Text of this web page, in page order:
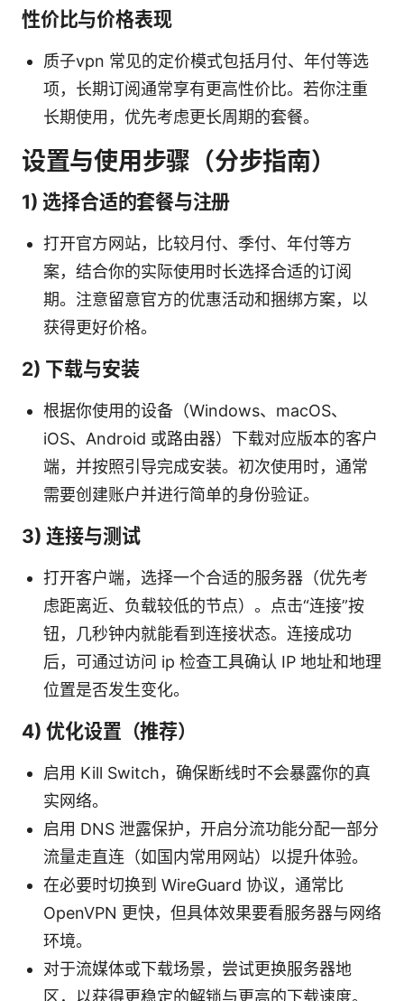
性价比与价格表现
质子vpn 常见的定价模式包括月付、年付等选
项，长期订阅通常享有更高性价比。若你注重
长期使用，优先考虑更长周期的套餐。
设置与使用步骤（分步指南）
1) 选择合适的套餐与注册
打开官方网站，比较月付、季付、年付等方
案，结合你的实际使用时长选择合适的订阅
期。注意留意官方的优惠活动和捆绑方案，以
获得更好价格。
2) 下载与安装
根据你使用的设备（Windows、macOS、
iOS、Android 或路由器）下载对应版本的客户
端，并按照引导完成安装。初次使用时，通常
需要创建账户并进行简单的身份验证。
3) 连接与测试
打开客户端，选择一个合适的服务器（优先考
虑距离近、负载较低的节点）。点击“连接”按
钮，几秒钟内就能看到连接状态。连接成功
后，可通过访问 ip 检查工具确认 IP 地址和地理
位置是否发生变化。
4) 优化设置（推荐）
启用 Kill Switch，确保断线时不会暴露你的真
实网络。
启用 DNS 泄露保护，开启分流功能分配一部分
流量走直连（如国内常用网站）以提升体验。
在必要时切换到 WireGuard 协议，通常比
OpenVPN 更快，但具体效果要看服务器与网络
环境。
对于流媒体或下载场景，尝试更换服务器地
区，以获得更稳定的解锁与更高的下载速度。